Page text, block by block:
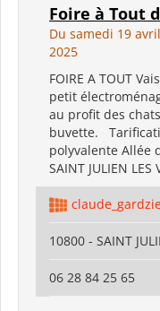
Foire à Tout
Du samedi 19
2025
FOIRE A TOUT
petit
au profit des
buvette.
polyvalente Allée
SAINT JULIEN
10800 - SAINT
06 28 84 25 65